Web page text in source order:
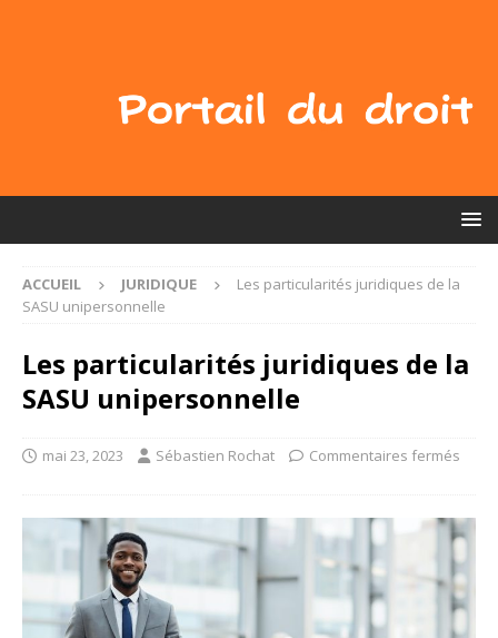
ACCUEIL JURIDIQUE
Les particularités juridiques de la
SASU unipersonnelle
Les particularités juridiques de la
SASU unipersonnelle
mai 23, 2023 Sébastien Rochat Commentaires fermés